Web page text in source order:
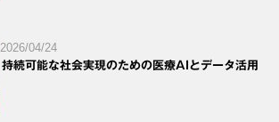
2026/04/24
持続可能な社会実現のための医療AIとデータ活用